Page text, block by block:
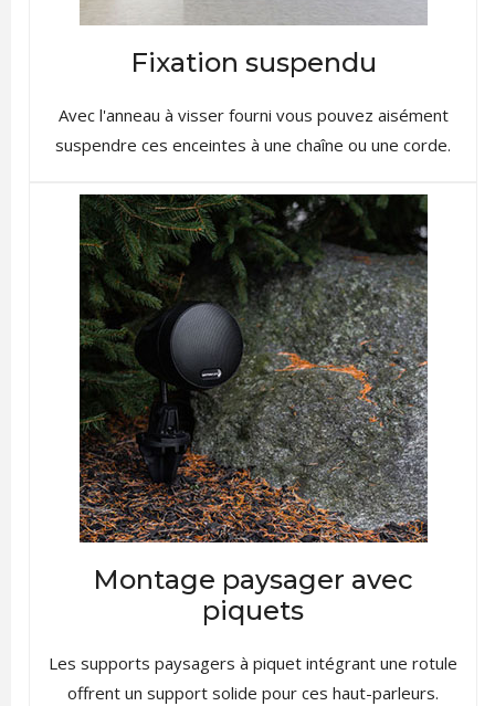
Fixation suspendu
Avec l'anneau à visser fourni vous pouvez aisément
suspendre ces enceintes à une chaîne ou une corde.
Montage paysager avec
piquets
Les supports paysagers à piquet intégrant une rotule
offrent un support solide pour ces haut-parleurs.